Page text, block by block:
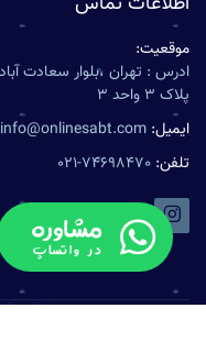
موقعیت:
پلاک ۳ واحد ۳
ایمیل: info@onlinesabt.com
تلفن: 021-74698470